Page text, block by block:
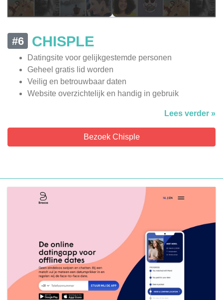
#6 CHISPLE
Datingsite voor gelijkgestemde personen
Geheel gratis lid worden
Veilig en betrouwbaar daten
Website overzichtelijk en handig in gebruik
Lees verder »
Bezoek Chisple